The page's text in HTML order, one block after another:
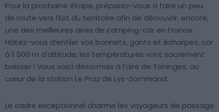
Pour la prochaine étape, préparez-vous à faire un peu
de route vers l’Est du territoire afin de découvrir, encore,
une des meilleures aires de camping-car en France.
Hâtez-vous d’enfiler vos bonnets, gants et écharpes, car
à 1 500 m d’altitude, les températures vont sacrément
baisser ! Vous voici désormais à l’aire de Taninges, au
cœur de la station Le Praz de Lys-Sommand.
Le cadre exceptionnel charme les voyageurs de passage